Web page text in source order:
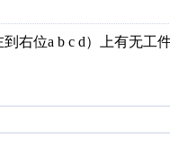
右位a b c d）上有无工